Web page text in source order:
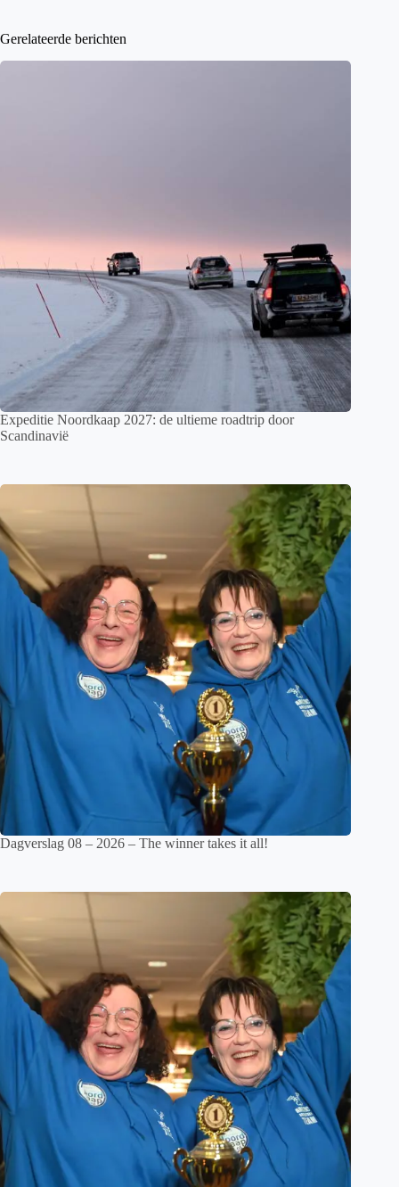
Gerelateerde berichten
Expeditie Noordkaap 2027: de ultieme roadtrip door
Scandinavië
Dagverslag 08 – 2026 – The winner takes it all!